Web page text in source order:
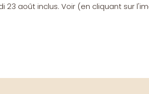
août inclus. Voir (en cliquant sur